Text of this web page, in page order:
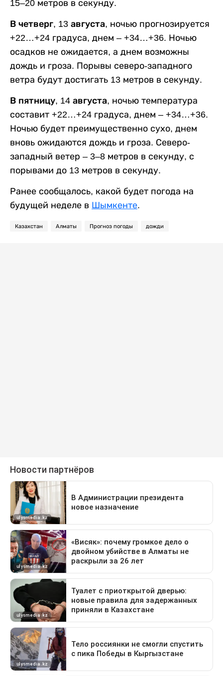
15–20 метров в секунду.
В четверг, 13 августа, ночью прогнозируется
+22…+24 градуса, днем – +34…+36. Ночью
осадков не ожидается, а днем возможны
дождь и гроза. Порывы северо-западного
ветра будут достигать 13 метров в секунду.
В пятницу, 14 августа, ночью температура
составит +22…+24 градуса, днем – +34…+36.
Ночью будет преимущественно сухо, днем
вновь ожидаются дождь и гроза. Северо-
западный ветер – 3–8 метров в секунду, с
порывами до 13 метров в секунду.
Ранее сообщалось, какой будет погода на
будущей неделе в Шымкенте.
Казахстан Алматы Прогноз погоды дожди